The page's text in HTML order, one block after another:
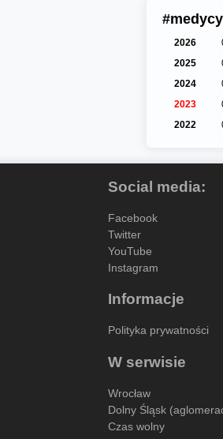
2026
2025
2024
2023
2022
Social media:
Facebook
Twitter
YouTube
Instagram
Informacje
Polityka prywatności
W serwisie
Wrocław
Dolny Śląsk
Czas wolny